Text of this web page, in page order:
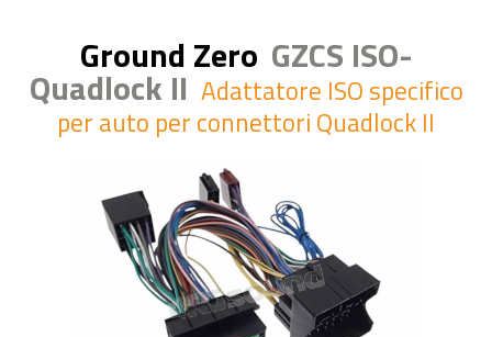
Ground Zero GZCS ISO-
Quadlock II Adattatore ISO specifico
per auto per connettori Quadlock II